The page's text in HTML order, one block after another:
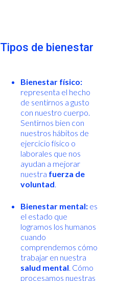
Tipos de bienestar
Bienestar físico:
representa el hecho
de sentirnos a gusto
con nuestro cuerpo.
Sentirnos bien con
nuestros hábitos de
ejercicio físico o
laborales que nos
ayudan a mejorar
nuestra fuerza de
voluntad.
Bienestar mental:es
el estado que
logramos los humanos
cuando
comprendemos cómo
trabajar en nuestra
salud mental. Cómo
procesamos nuestras